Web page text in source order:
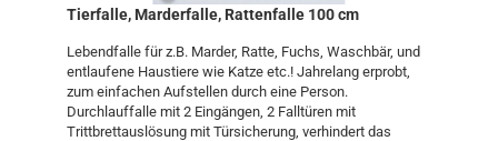
Tierfalle, Marderfalle, Rattenfalle 100 cm
Lebendfalle für z.B. Marder, Ratte, Fuchs, Waschbär, und
entlaufene Haustiere wie Katze etc.! Jahrelang erprobt,
zum einfachen Aufstellen durch eine Person.
Durchlauffalle mit 2 Eingängen, 2 Falltüren mit
Trittbrettauslösung mit Türsicherung, verhindert das